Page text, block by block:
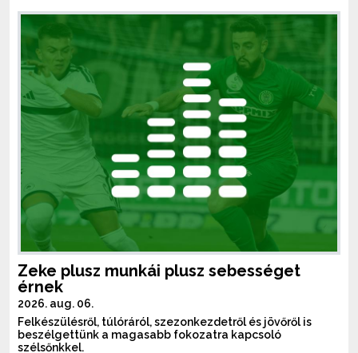
Zeke plusz munkái plusz sebességet
érnek
2026. aug. 06.
Felkészülésről, túlóráról, szezonkezdetről és jövőről is
beszélgettünk a magasabb fokozatra kapcsoló
szélsőnkkel.